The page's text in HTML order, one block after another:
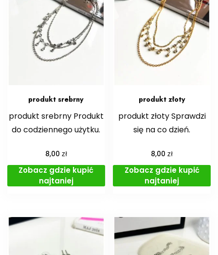
produkt srebrny
produkt srebrny Produkt
do codziennego użytku.
8,00 zł
Zobacz gdzie kupić
najtaniej
produkt złoty
produkt złoty Sprawdzi
się na co dzień.
8,00zł
Zobacz gdzie kupić
najtaniej